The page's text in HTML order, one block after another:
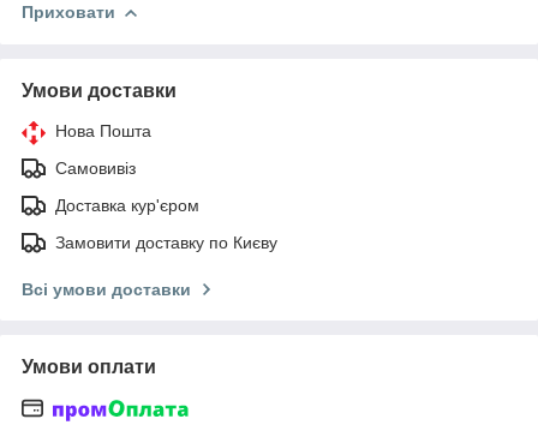
Приховати
Умови доставки
Нова Пошта
Самовивіз
Доставка кур'єром
Замовити доставку по Києву
Всі умови доставки
Умови оплати